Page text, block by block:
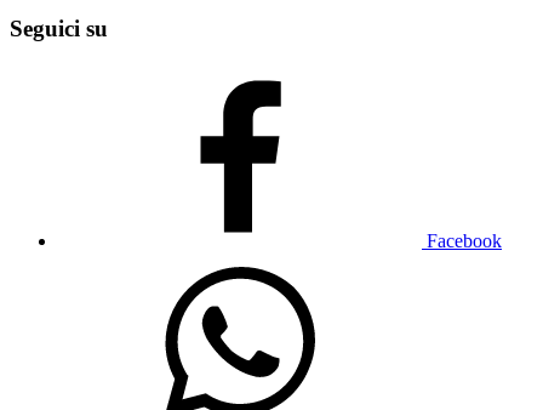
Seguici su
Facebook